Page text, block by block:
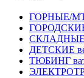
ГОРНЫЕ/
ГОРОДСКИЕ
СКЛАДНЫЕ
ДЕТСКИЕ
ТЮБИНГ